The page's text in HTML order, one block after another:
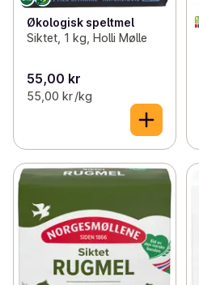
Økologisk speltmel
Siktet, 1 kg, Holli Mølle
55,00 kr
55,00 kr /kg